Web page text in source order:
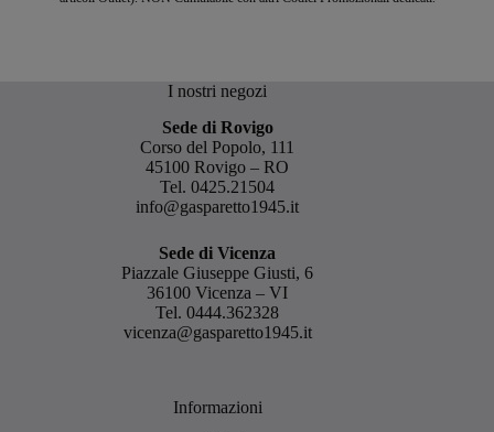
I nostri negozi
Sede di Rovigo
Corso del Popolo, 111
45100 Rovigo – RO
Tel.0425.21504
info@gasparetto1945.it
Sede di Vicenza
Piazzale Giuseppe Giusti, 6
36100 Vicenza – VI
Tel.0444.362328
vicenza@gasparetto1945.it
Informazioni